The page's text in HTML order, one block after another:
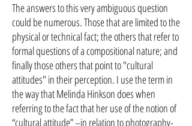
The answers to this very ambiguous question
could be numerous. Those that are limited to the
physical or technical fact; the others that refer to
formal questions of a compositional nature; and
finally those others that point to "cultural
attitudes" in their perception. I use the term in
the way that Melinda Hinkson does when
referring to the fact that her use of the notion of
“cultural attitude” –in relation to photography-